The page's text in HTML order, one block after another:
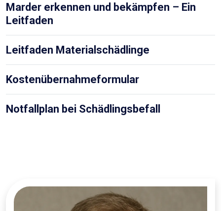
Marder erkennen und bekämpfen – Ein
Leitfaden
Leitfaden Materialschädlinge
Kostenübernahmeformular
Notfallplan bei Schädlingsbefall